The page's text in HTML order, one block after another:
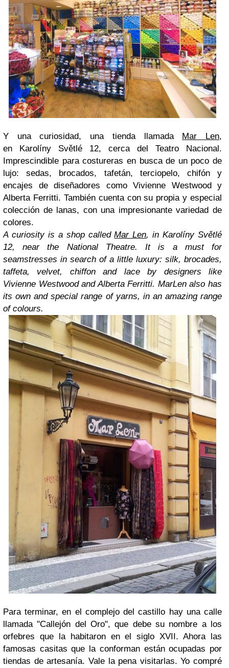
Y una curiosidad, una tienda llamada Mar Len,
en Karolíny Světlé 12, cerca del Teatro Nacional.
Imprescindible para costureras en busca de un poco de
lujo: sedas, brocados, tafetán, terciopelo, chifón y
encajes de diseñadores como Vivienne Westwood y
Alberta Ferritti. También cuenta con su propia y especial
colección de lanas, con una impresionante variedad de
colores.
A curiosity is a shop called Mar Len, in Karolíny Světlé
12, near the National Theatre. It is a must for
seamstresses in search of a little luxury: silk, brocades,
taffeta, velvet, chiffon and lace by designers like
Vivienne Westwood and Alberta Ferritti. MarLen also has
its own and special range of yarns, in an amazing range
of colours.
Para terminar, en el complejo del castillo hay una calle
llamada "Callejón del Oro", que debe su nombre a los
orfebres que la habitaron en el siglo XVII. Ahora las
famosas casitas que la conforman están ocupadas por
tiendas de artesanía. Vale la pena visitarlas. Yo compré